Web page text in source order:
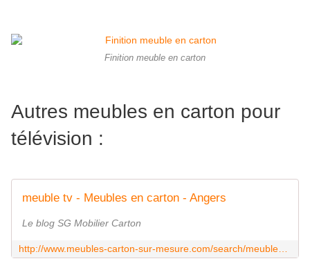
Finition meuble en carton
Autres meubles en carton pour
télévision :
meuble tv - Meubles en carton - Angers
Le blog SG Mobilier Carton